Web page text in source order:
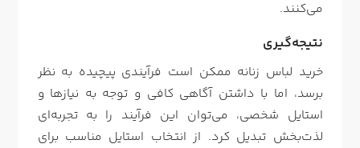
می‌کنند.
نتیجه‌گیری
خرید لباس زنانه ممکن است فرآیندی پیچیده به نظر
برسد، اما با داشتن آگاهی کافی و توجه به نیازها و
استایل شخصی، می‌توان این فرآیند را به تجربه‌ای
لذت‌بخش تبدیل کرد. از انتخاب استایل مناسب برای